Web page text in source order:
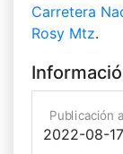
Carretera
Rosy Mtz.
Publicación
2022-08-